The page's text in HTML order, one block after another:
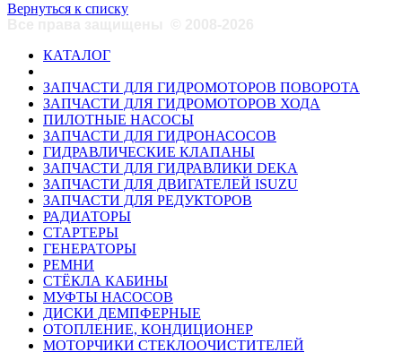
Вернуться к списку
КАТАЛОГ
ЗАПЧАСТИ ДЛЯ ГИДРОМОТОРОВ ПОВОРОТА
ЗАПЧАСТИ ДЛЯ ГИДРОМОТОРОВ ХОДА
ПИЛОТНЫЕ НАСОСЫ
ЗАПЧАСТИ ДЛЯ ГИДРОНАСОСОВ
ГИДРАВЛИЧЕСКИЕ КЛАПАНЫ
ЗАПЧАСТИ ДЛЯ ГИДРАВЛИКИ DEKA
ЗАПЧАСТИ ДЛЯ ДВИГАТЕЛЕЙ ISUZU
ЗАПЧАСТИ ДЛЯ РЕДУКТОРОВ
РАДИАТОРЫ
СТАРТЕРЫ
ГЕНЕРАТОРЫ
РЕМНИ
СТЁКЛА КАБИНЫ
МУФТЫ НАСОСОВ
ДИСКИ ДЕМПФЕРНЫЕ
ОТОПЛЕНИЕ, КОНДИЦИОНЕР
МОТОРЧИКИ СТЕКЛООЧИСТИТЕЛЕЙ